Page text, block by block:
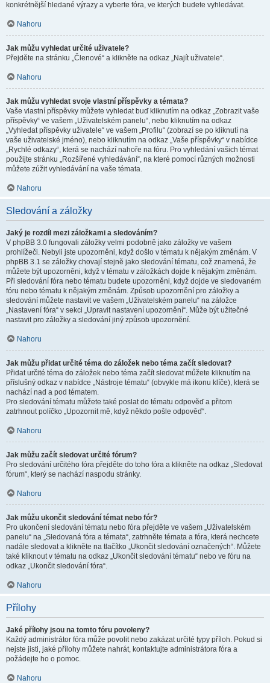
konkrétnější hledané výrazy a vyberte fóra, ve kterých budete vyhledávat.
Nahoru
Jak můžu vyhledat určité uživatele?
Přejděte na stránku „Členové“ a klikněte na odkaz „Najít uživatele“.
Nahoru
Jak můžu vyhledat svoje vlastní příspěvky a témata?
Vaše vlastní příspěvky můžete vyhledat buď kliknutím na odkaz „Zobrazit vaše
příspěvky“ ve vašem „Uživatelském panelu“, nebo kliknutím na odkaz
„Vyhledat příspěvky uživatele“ ve vašem „Profilu“ (zobrazí se po kliknutí na
vaše uživatelské jméno), nebo kliknutím na odkaz „Vaše příspěvky“ v nabídce
„Rychlé odkazy“, která se nachází nahoře na fóru. Pro vyhledání vašich témat
použijte stránku „Rozšířené vyhledávání“, na které pomocí různých možnosti
můžete zúžit vyhledávání na vaše témata.
Nahoru
Sledování a záložky
Jaký je rozdíl mezi záložkami a sledováním?
V phpBB 3.0 fungovali záložky velmi podobně jako záložky ve vašem
prohlížeči. Nebyli jste upozorněni, když došlo v tématu k nějakým změnám. V
phpBB 3.1 se záložky chovají stejně jako sledování tématu, což znamená, že
můžete být upozorněni, když v tématu v záložkách dojde k nějakým změnám.
Při sledování fóra nebo tématu budete upozorněni, když dojde ve sledovaném
fóru nebo tématu k nějakým změnám. Způsob upozornění pro záložky a
sledování můžete nastavit ve vašem „Uživatelském panelu“ na záložce
„Nastavení fóra“ v sekci „Upravit nastavení upozornění“. Může být užitečné
nastavit pro záložky a sledování jiný způsob upozornění.
Nahoru
Jak můžu přidat určité téma do záložek nebo téma začít sledovat?
Přidat určité téma do záložek nebo téma začít sledovat můžete kliknutím na
příslušný odkaz v nabídce „Nástroje tématu“ (obvykle má ikonu klíče), která se
nachází nad a pod tématem.
Pro sledování tématu můžete také poslat do tématu odpověď a přitom
zatrhnout políčko „Upozornit mě, když někdo pošle odpověď“.
Nahoru
Jak můžu začít sledovat určité fórum?
Pro sledování určitého fóra přejděte do toho fóra a klikněte na odkaz „Sledovat
fórum“, který se nachází naspodu stránky.
Nahoru
Jak můžu ukončit sledování témat nebo fór?
Pro ukončení sledování tématu nebo fóra přejděte ve vašem „Uživatelském
panelu“ na „Sledovaná fóra a témata“, zatrhněte témata a fóra, která nechcete
nadále sledovat a klikněte na tlačítko „Ukončit sledování označených“. Můžete
také kliknout v tématu na odkaz „Ukončit sledování tématu“ nebo ve fóru na
odkaz „Ukončit sledování fóra“.
Nahoru
Přílohy
Jaké přílohy jsou na tomto fóru povoleny?
Každý administrátor fóra může povolit nebo zakázat určité typy příloh. Pokud si
nejste jisti, jaké přílohy můžete nahrát, kontaktujte administrátora fóra a
požádejte ho o pomoc.
Nahoru